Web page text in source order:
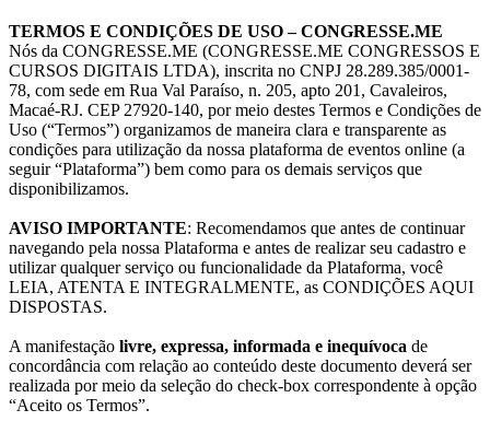
TERMOS E CONDIÇÕES DE USO – CONGRESSE.ME
Nós da CONGRESSE.ME (CONGRESSE.ME CONGRESSOS E
CURSOS DIGITAIS LTDA), inscrita no CNPJ 28.289.385/0001-
78, com sede em Rua Val Paraíso, n. 205, apto 201, Cavaleiros,
Macaé-RJ. CEP 27920-140, por meio destes Termos e Condições de
Uso (“Termos”) organizamos de maneira clara e transparente as
condições para utilização da nossa plataforma de eventos online (a
seguir “Plataforma”) bem como para os demais serviços que
disponibilizamos.
AVISO IMPORTANTE: Recomendamos que antes de continuar
navegando pela nossa Plataforma e antes de realizar seu cadastro e
utilizar qualquer serviço ou funcionalidade da Plataforma, você
LEIA, ATENTA E INTEGRALMENTE, as CONDIÇÕES AQUI
DISPOSTAS.
A manifestação livre, expressa, informada e inequívoca de
concordância com relação ao conteúdo deste documento deverá ser
realizada por meio da seleção do check-box correspondente à opção
“Aceito os Termos”.